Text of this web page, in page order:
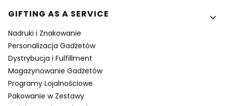
GIFTING AS A SERVICE
Nadruki i Znakowanie
Personalizacja Gadżetów
Dystrybucja i Fulfillment
Magazynowanie Gadżetów
Programy Lojalnościowe
Pakowanie w Zestawy